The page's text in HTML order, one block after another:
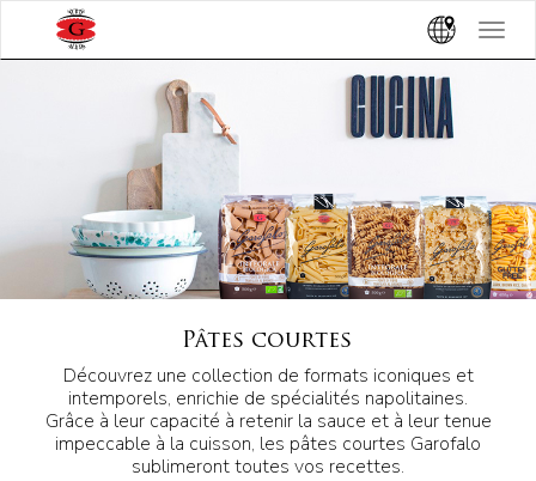
Toggle
Pâtes courtes
Découvrez une collection de formats iconiques et
intemporels, enrichie de spécialités napolitaines.
Grâce à leur capacité à retenir la sauce et à leur tenue
impeccable à la cuisson, les pâtes courtes Garofalo
sublimeront toutes vos recettes.